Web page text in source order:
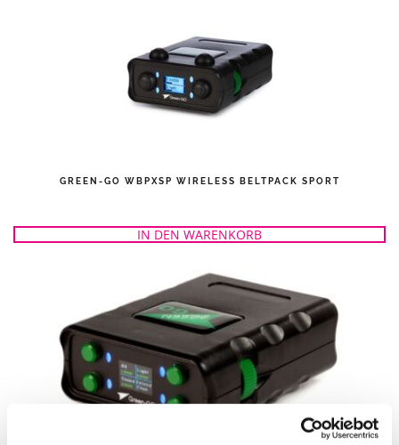
GREEN-GO WBPXSP WIRELESS BELTPACK SPORT
IN DEN WARENKORB